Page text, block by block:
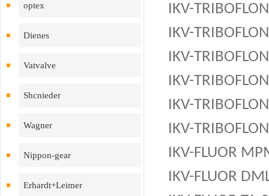
optex
Dienes
Vatvalve
Shcnieder
Wagner
Nippon-gear
Erhardt+Leimer
IKV-
IKV-
IKV-
IKV-
IKV-
IKV-
IKV-FLUOR
IKV-FLUOR